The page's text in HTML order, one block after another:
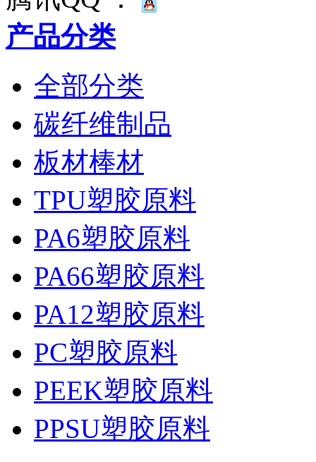
产品分类
全部分类
碳纤维制品
板材棒材
TPU塑胶原料
PA6塑胶原料
PA66塑胶原料
PA12塑胶原料
PC塑胶原料
PEEK塑胶原料
PPSU塑胶原料